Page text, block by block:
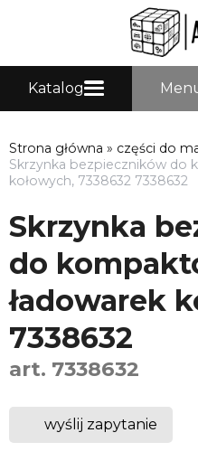
Katalog
Strona główna » części do
Skrzynka bezpieczników do
kołowych, 7338632 7338632
Skrzynka
do
ładowarek
7338632
art. 7338632
wyślij zapytanie